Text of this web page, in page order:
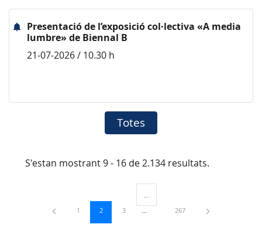
Presentació de l’exposició col·lectiva «A media
lumbre» de Biennal B
21-07-2026 / 10.30 h
Totes
S'estan mostrant 9 - 16 de 2.134 resultats.
Pàgina
1 Pàgina
2 Pàgina
3
Pàgines intermèdies Utilitzeu TAB per
Pàgina
267